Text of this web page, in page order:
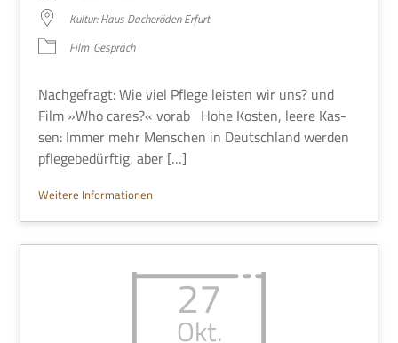
Kul­tur: Haus Dach­eröden Erfurt
Film Gespräch
Nach­ge­fragt: Wie viel Pflege lei­sten wir uns? und
Film »Who cares?« vorab Hohe Kosten, leere Kas­
sen: Immer mehr Men­schen in Deutsch­land wer­den
pfle­ge­be­dürf­tig, aber […]
Wei­tere Informationen
27
Okt.